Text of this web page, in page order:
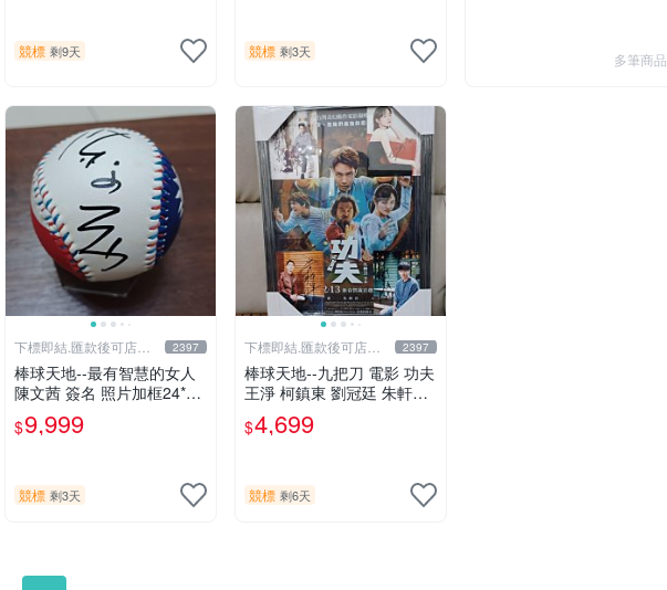
競標 剩9天 競標 剩3天 多筆商品
下標即結.匯款後可店到
店關於我
2397
棒球天地--最有智慧的女人
陳文茜 簽名 照片加框24*29
公分+國旗球.層層管道才獲
得.僅此一組..
$9,999
競標 剩3天
下標即結.匯款後可店到
店關於我
2397
棒球天地--九把刀 電影 功夫
王淨 柯鎮東 劉冠廷 朱軒洋
簽名照片框.45*32公分.贈品
同款已護貝海報..
$4,699
競標 剩6天